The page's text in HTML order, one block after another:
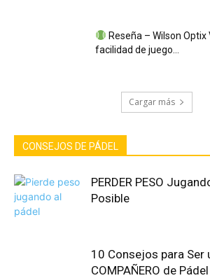
Reseña – Wilson Optix
facilidad de juego…
Cargar más
CONSEJOS DE PÁDEL
PERDER PESO
Posible
10 Consejos para Ser
COMPAÑERO de Pádel